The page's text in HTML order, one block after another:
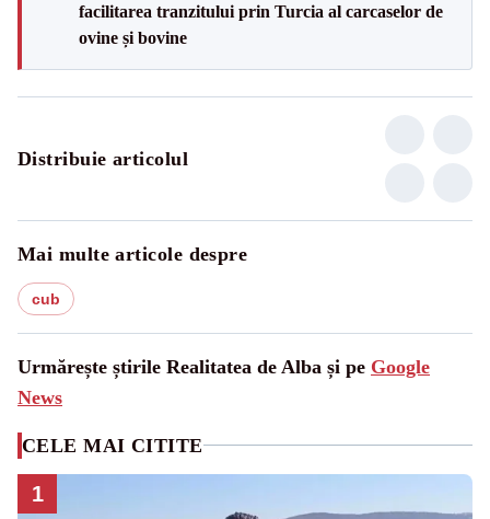
facilitarea tranzitului prin Turcia al carcaselor de
ovine și bovine
Distribuie articolul
Mai multe articole despre
cub
Urmărește știrile Realitatea de Alba și pe Google
News
CELE MAI CITITE
1